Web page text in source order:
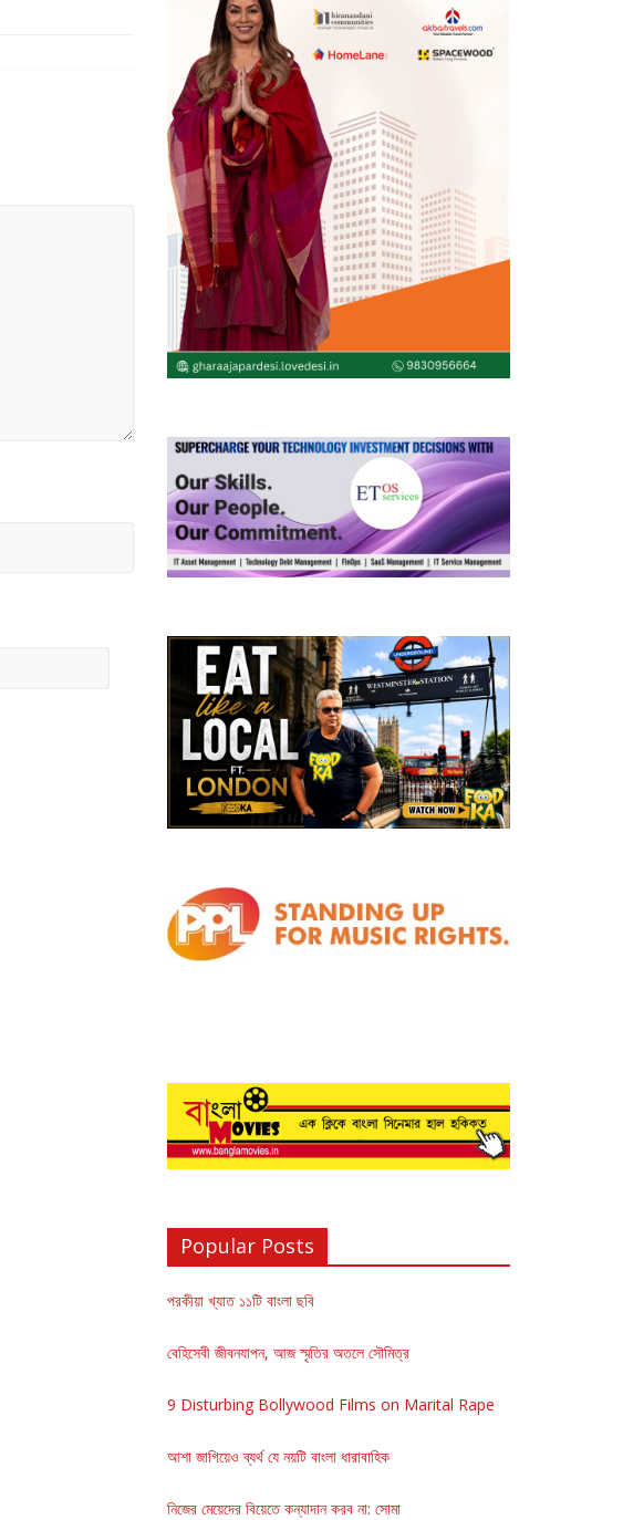
Popular Posts
পরকীয়া খ্যাত ১১টি বাংলা ছবি
বেহিসেবী জীবনযাপন, আজ স্মৃতির অতলে সৌমিত্র
9 Disturbing Bollywood Films on Marital Rape
আশা জাগিয়েও ব্যর্থ যে নয়টি বাংলা ধারাবাহিক
নিজের মেয়েদের বিয়েতে কন্যাদান করব না: সোমা